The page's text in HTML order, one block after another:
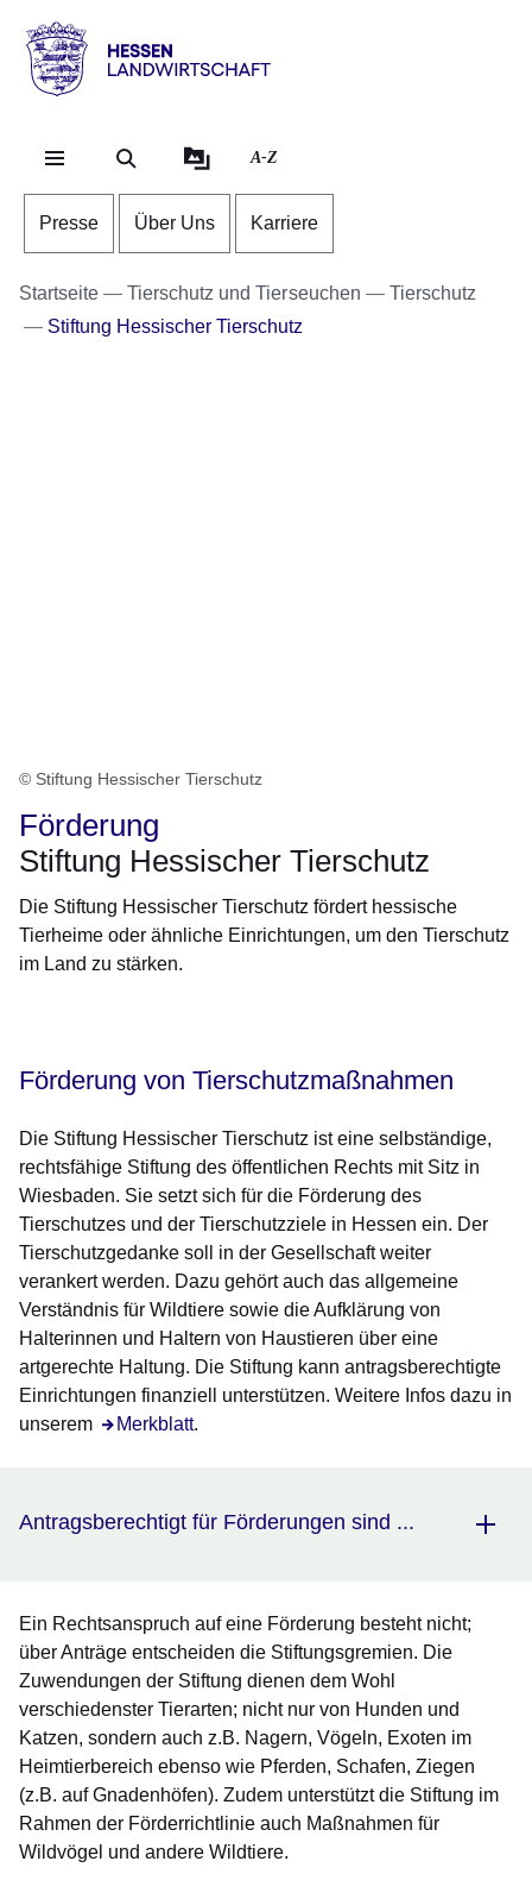
Hessen
Landwirtschaft
A-Z
Presse Über Uns Karriere
Startseite Tierschutz und Tierseuchen
Tierschutz
Stiftung Hessischer Tierschutz
© Stiftung Hessischer Tierschutz
Förderung
Stiftung Hessischer Tierschutz
Die Stiftung Hessischer Tierschutz fördert hessische
Tierheime oder ähnliche Einrichtungen, um den Tierschutz
im Land zu stärken.
Förderung von Tierschutzmaßnahmen
Die Stiftung Hessischer Tierschutz ist eine selbständige,
rechtsfähige Stiftung des öffentlichen Rechts mit Sitz in
Wiesbaden. Sie setzt sich für die Förderung des
Tierschutzes und der Tierschutzziele in Hessen ein. Der
Tierschutzgedanke soll in der Gesellschaft weiter
verankert werden. Dazu gehört auch das allgemeine
Verständnis für Wildtiere sowie die Aufklärung von
Halterinnen und Haltern von Haustieren über eine
artgerechte Haltung. Die Stiftung kann antragsberechtigte
Einrichtungen finanziell unterstützen. Weitere Infos dazu in
unserem
Merkblatt
Öffnet sich in einem neuen Fenster
.
Antragsberechtigt für Förderungen sind ...
Ein Rechtsanspruch auf eine Förderung besteht nicht;
über Anträge entscheiden die Stiftungsgremien. Die
Zuwendungen der Stiftung dienen dem Wohl
verschiedenster Tierarten; nicht nur von Hunden und
Katzen, sondern auch z.B. Nagern, Vögeln, Exoten im
Heimtierbereich ebenso wie Pferden, Schafen, Ziegen
(z.B. auf Gnadenhöfen). Zudem unterstützt die Stiftung im
Rahmen der Förderrichtlinie auch Maßnahmen für
Wildvögel und andere Wildtiere.